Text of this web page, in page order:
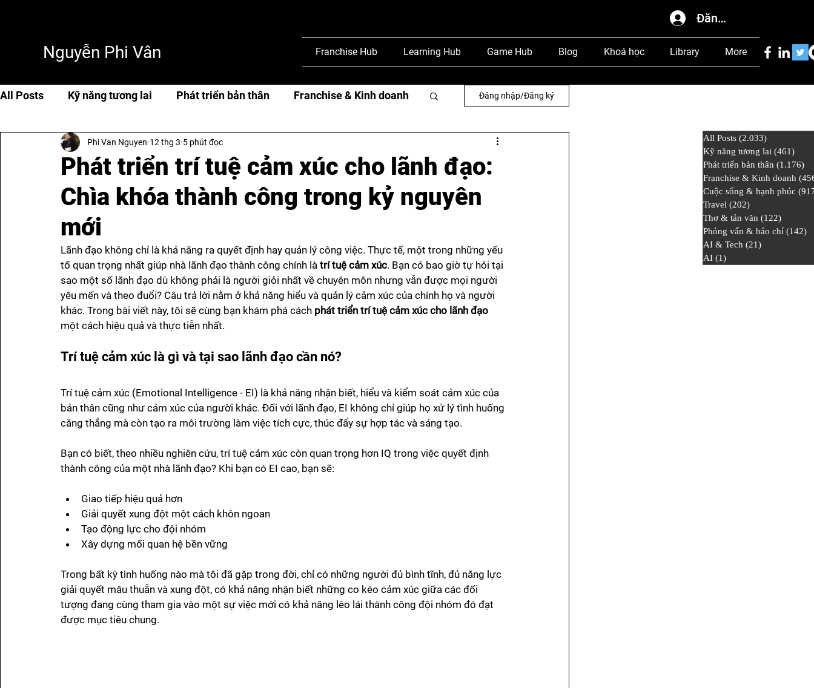
Đăng nhập
Nguyễn Phi Vân Franchise Hub Learning Hub Game Hub Blog Khoá học Library More
All Posts Kỹ năng tương lai Phát triển bản thân Franchise & Kinh doanh
Cuộc sống & hạnh phúc Travel Thơ & tản văn
AI & Tech AI
Đăng nhập/Đăng ký
Phát triển trí tuệ cảm xúc cho lãnh đạo:
Chìa khóa thành công trong kỷ nguyên
mới
Phi Van Nguyen 12 thg 3 5 phút đọc
Lãnh đạo không chỉ là khả năng ra quyết định hay quản lý công việc. Thực tế, một trong những yếu
tố quan trọng nhất giúp nhà lãnh đạo thành công chính là trí tuệ cảm xúc. Bạn có bao giờ tự hỏi tại
sao một số lãnh đạo dù không phải là người giỏi nhất về chuyên môn nhưng vẫn được mọi người
yêu mến và theo đuổi? Câu trả lời nằm ở khả năng hiểu và quản lý cảm xúc của chính họ và người
khác. Trong bài viết này, tôi sẽ cùng bạn khám phá cách phát triển trí tuệ cảm xúc cho lãnh đạo
một cách hiệu quả và thực tiễn nhất.
Trí tuệ cảm xúc là gì và tại sao lãnh đạo cần nó?
Trí tuệ cảm xúc (Emotional Intelligence - EI) là khả năng nhận biết, hiểu và kiểm soát cảm xúc của
bản thân cũng như cảm xúc của người khác. Đối với lãnh đạo, EI không chỉ giúp họ xử lý tình huống
căng thẳng mà còn tạo ra môi trường làm việc tích cực, thúc đẩy sự hợp tác và sáng tạo.
Bạn có biết, theo nhiều nghiên cứu, trí tuệ cảm xúc còn quan trọng hơn IQ trong việc quyết định
thành công của một nhà lãnh đạo? Khi bạn có EI cao, bạn sẽ:
Giao tiếp hiệu quả hơn
Giải quyết xung đột một cách khôn ngoan
Tạo động lực cho đội nhóm
Xây dựng mối quan hệ bền vững
Trong bất kỳ tình huống nào mà tôi đã gặp trong đời, chỉ có những người đủ bình tĩnh, đủ năng lực
giải quyết mâu thuẫn và xung đột, có khả năng nhận biết những co kéo cảm xúc giữa các đối
tượng đang cùng tham gia vào một sự việc mới có khả năng lèo lái thành công đội nhóm đó đạt
được mục tiêu chung.
All Posts (2.033)
Kỹ năng tương lai (461)
Phát triển bản thân (1.176)
Franchise & Kinh doanh
Cuộc sống & hạnh phúc
Travel (202)
Thơ & tản văn (122)
Phỏng vấn & báo chí (142)
AI & Tech (21)
AI (1)